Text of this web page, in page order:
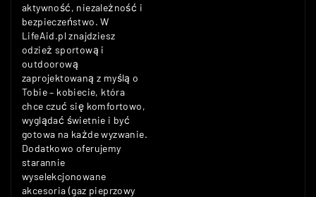
aktywność, niezależność i
bezpieczeństwo. W
LifeAid.pl znajdziesz
odzież sportową i
outdoorową
zaprojektowaną z myślą o
Tobie – kobiecie, która
chce czuć się komfortowo,
wyglądać świetnie i być
gotowa na każde wyzwanie.
Dodatkowo oferujemy
starannie
wyselekcjonowane
akcesoria (gaz pieprzowy